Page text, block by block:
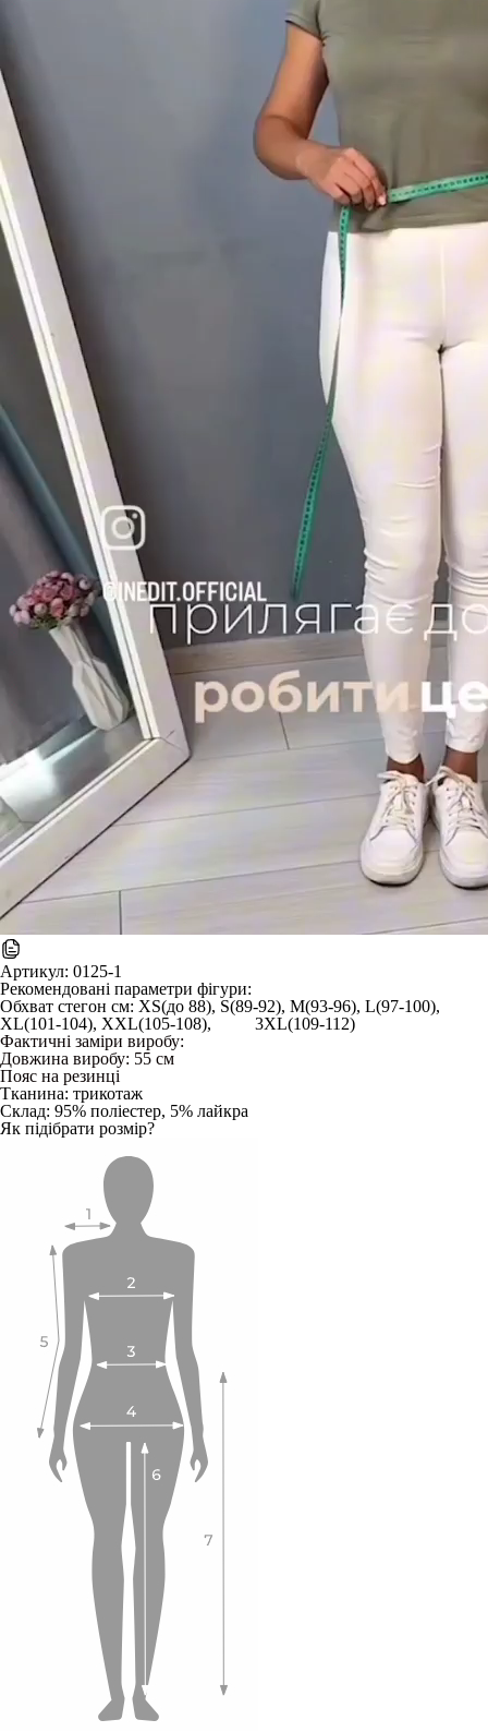
Артикул: 0125-1
Рекомендовані параметри фігури:
Обхват стегон см: XS(до 88), S(89-92), M(93-96), L(97-100),
XL(101-104), XXL(105-108), 3XL(109-112)
Фактичні заміри виробу:
Довжина виробу: 55 см
Пояс на резинці
Тканина: трикотаж
Склад: 95% поліестер, 5% лайкра
Як підібрати розмір?